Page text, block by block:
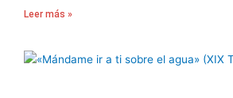
Leer más »